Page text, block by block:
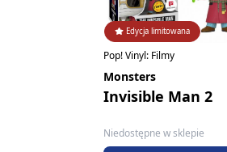
Edycja limitowana
Pop! Vinyl: Filmy
Monsters
Invisible Man 2
Niedostępne w sklepie